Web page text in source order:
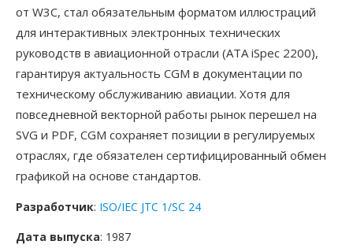
от W3C, стал обязательным форматом иллюстраций
для интерактивных электронных технических
руководств в авиационной отрасли (ATA iSpec 2200),
гарантируя актуальность CGM в документации по
техническому обслуживанию авиации. Хотя для
повседневной векторной работы рынок перешел на
SVG и PDF, CGM сохраняет позиции в регулируемых
отраслях, где обязателен сертифицированный обмен
графикой на основе стандартов.
Разработчик: ISO/IEC JTC 1/SC 24
Дата выпуска: 1987